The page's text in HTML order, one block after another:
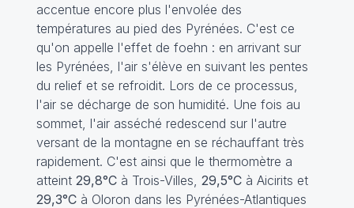
accentue encore plus l'envolée des
températures au pied des Pyrénées. C'est ce
qu'on appelle l'effet de foehn : en arrivant sur
les Pyrénées, l'air s'élève en suivant les pentes
du relief et se refroidit. Lors de ce processus,
l'air se décharge de son humidité. Une fois au
sommet, l'air asséché redescend sur l'autre
versant de la montagne en se réchauffant très
rapidement. C'est ainsi que le thermomètre a
atteint29,8°C à Trois-Villes, 29,5°C à Aicirits et
29,3°C à Oloron dans les Pyrénées-Atlantiques